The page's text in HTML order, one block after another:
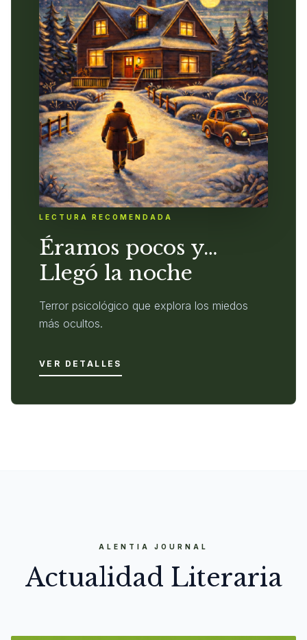
LECTURA RECOMENDADA
Éramos pocos y…
Llegó la noche
Terror psicológico que explora los miedos
más ocultos.
VER DETALLES
ALENTIA JOURNAL
Actualidad Literaria